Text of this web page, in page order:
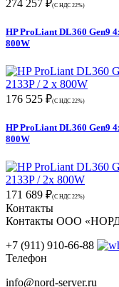
274 257 ₽(С НДС 22%)
HP ProLiant DL360 Gen9
800W
176 525 ₽(С НДС 22%)
HP ProLiant DL360 Gen9
800W
171 689 ₽(С НДС 22%)
Контакты
Контакты ООО
+7 (911) 910-66-88
Телефон
info@nord-server.ru